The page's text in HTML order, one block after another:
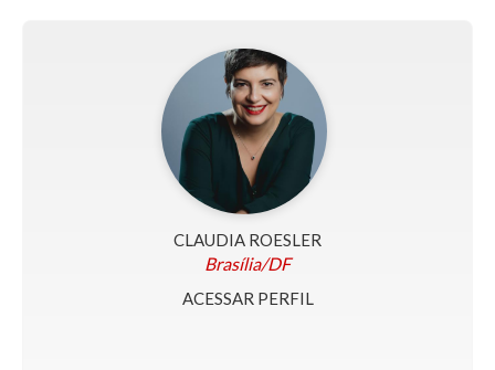
CLAUDIA ROESLER
Brasília/DF
ACESSAR PERFIL